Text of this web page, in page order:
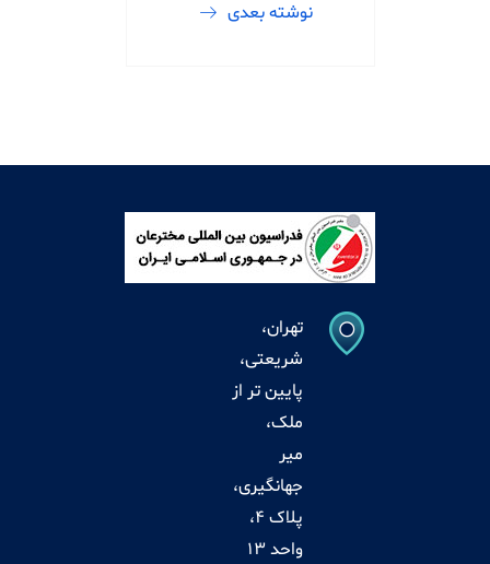
نوشته بعدی
تهران،
شریعتی،
پایین تر از
ملک،
میر
جهانگیری،
پلاک 4،
واحد 13